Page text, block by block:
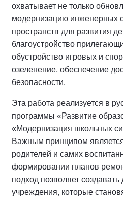
охватывает не только
модернизацию инженерных
пространств для развития
благоустройство
обустройство игровых и
озеленение, обеспечение
безопасности.
Эта работа реализуется в
программы «Развитие
«Модернизация школьных
Важным принципом
родителей и самих
формировании планов
подход позволяет
учреждения, которые